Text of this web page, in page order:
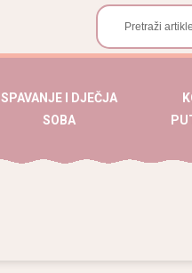
SPAVANJE I DJEČJA
SOBA